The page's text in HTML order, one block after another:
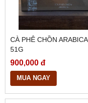
CÀ PHÊ CHỒN ARABICA
51G
900,000 đ
MUA NGAY